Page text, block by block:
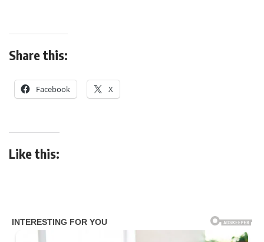
Share this:
Facebook X
Like this: